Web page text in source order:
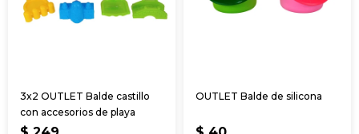
3x2 OUTLET Balde castillo
con accesorios de playa
OUTLET Balde de silicona